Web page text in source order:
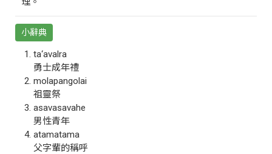
小辭典
ta‘avalra
勇士成年禮
molapangolai
祖靈祭
asavasavahe
男性青年
atamatama
父字輩的稱呼